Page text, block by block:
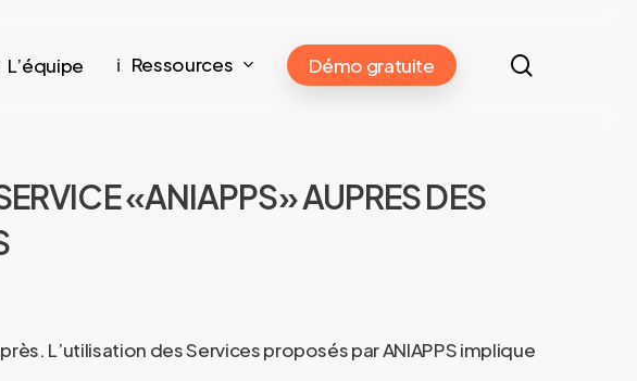
L’équipe ℹ️ Ressources Démo gratuite
«ANIAPPS» AUPRES DES
L’utilisation des Services proposés par ANIAPPS implique